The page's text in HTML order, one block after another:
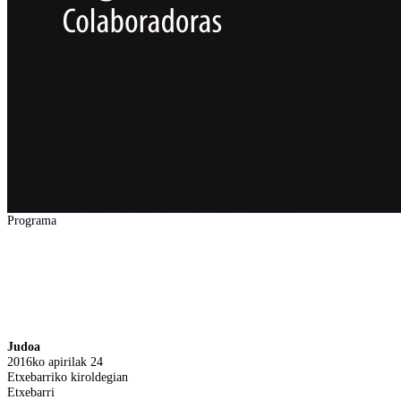
Programa
Judoa
2016ko apirilak 24
Etxebarriko kiroldegian
Etxebarri